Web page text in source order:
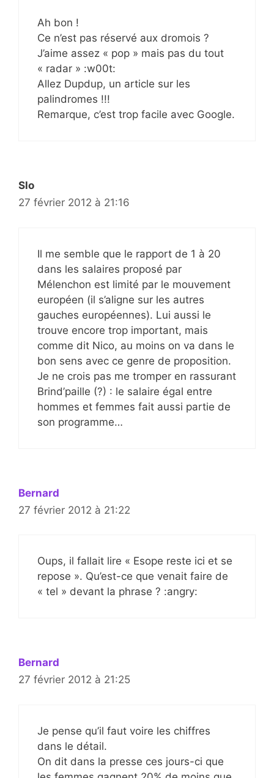
Ah bon !
Ce n’est pas réservé aux dromois ?
J’aime assez « pop » mais pas du tout
« radar » :w00t:
Allez Dupdup, un article sur les
palindromes !!!
Remarque, c’est trop facile avec Google.
Slo
27 février 2012 à 21:16
Il me semble que le rapport de 1 à 20
dans les salaires proposé par
Mélenchon est limité par le mouvement
européen (il s’aligne sur les autres
gauches européennes). Lui aussi le
trouve encore trop important, mais
comme dit Nico, au moins on va dans le
bon sens avec ce genre de proposition.
Je ne crois pas me tromper en rassurant
Brind’paille (?) : le salaire égal entre
hommes et femmes fait aussi partie de
son programme…
Bernard
27 février 2012 à 21:22
Oups, il fallait lire « Esope reste ici et se
repose ». Qu’est-ce que venait faire de
« tel » devant la phrase ? :angry:
Bernard
27 février 2012 à 21:25
Je pense qu’il faut voire les chiffres
dans le détail.
On dit dans la presse ces jours-ci que